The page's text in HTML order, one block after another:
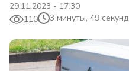
29.11.2023 - 17:30
110
3 минуты, 49 секунд